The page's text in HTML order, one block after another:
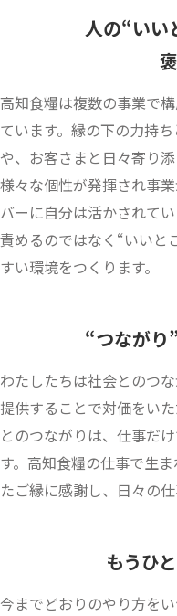
人の“いい
高知食糧は複数の事業で
ています。縁の下の力持
や、お客さまと日々寄り
様々な個性が発揮され事
バーに自分は活かされて
責めるのではなく“いいと
すい環境をつくります。
“つながり
わたしたちは社会とのつ
提供することで対価をい
とのつながりは、仕事だ
す。高知食糧の仕事で生
たご縁に感謝し、日々の仕
もうひ
今までどおりのやり方を